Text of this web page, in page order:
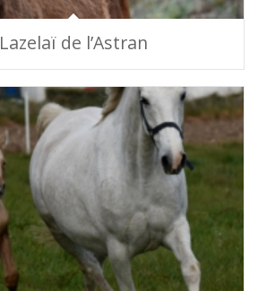
Lazelaï de l’Astran